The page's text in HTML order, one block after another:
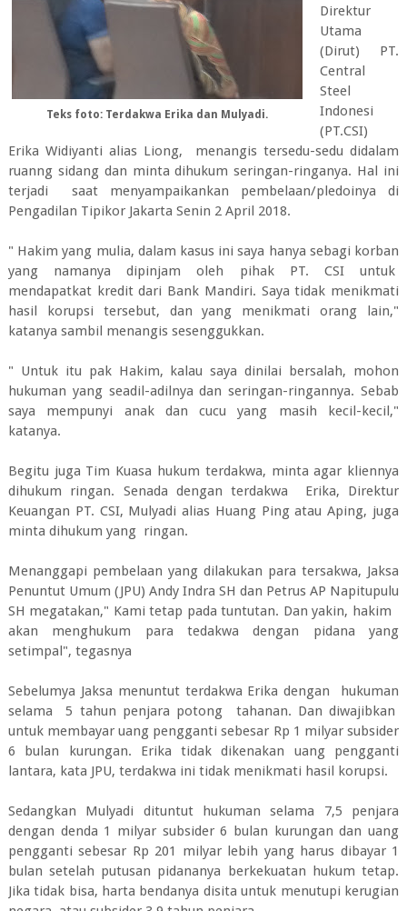
Teks foto: Terdakwa Erika dan Mulyadi.
Direktur
Utama
(Dirut) PT.
Central
Steel
Indonesi
(PT.CSI)
Erika Widiyanti alias Liong, menangis tersedu-sedu didalam
ruanng sidang dan minta dihukum seringan-ringanya. Hal ini
terjadi saat menyampaikankan pembelaan/pledoinya di
Pengadilan Tipikor Jakarta Senin 2 April 2018.
" Hakim yang mulia, dalam kasus ini saya hanya sebagi korban
yang namanya dipinjam oleh pihak PT. CSI untuk
mendapatkat kredit dari Bank Mandiri. Saya tidak menikmati
hasil korupsi tersebut, dan yang menikmati orang lain,"
katanya sambil menangis sesenggukkan.
" Untuk itu pak Hakim, kalau saya dinilai bersalah, mohon
hukuman yang seadil-adilnya dan seringan-ringannya. Sebab
saya mempunyi anak dan cucu yang masih kecil-kecil,"
katanya.
Begitu juga Tim Kuasa hukum terdakwa, minta agar kliennya
dihukum ringan. Senada dengan terdakwa Erika, Direktur
Keuangan PT. CSI, Mulyadi alias Huang Ping atau Aping, juga
minta dihukum yang ringan.
Menanggapi pembelaan yang dilakukan para tersakwa, Jaksa
Penuntut Umum (JPU) Andy Indra SH dan Petrus AP Napitupulu
SH megatakan," Kami tetap pada tuntutan. Dan yakin, hakim
akan menghukum para tedakwa dengan pidana yang
setimpal", tegasnya
Sebelumya Jaksa menuntut terdakwa Erika dengan hukuman
selama 5 tahun penjara potong tahanan. Dan diwajibkan
untuk membayar uang pengganti sebesar Rp 1 milyar subsider
6 bulan kurungan. Erika tidak dikenakan uang pengganti
lantara, kata JPU, terdakwa ini tidak menikmati hasil korupsi.
Sedangkan Mulyadi dituntut hukuman selama 7,5 penjara
dengan denda 1 milyar subsider 6 bulan kurungan dan uang
pengganti sebesar Rp 201 milyar lebih yang harus dibayar 1
bulan setelah putusan pidananya berkekuatan hukum tetap.
Jika tidak bisa, harta bendanya disita untuk menutupi kerugian